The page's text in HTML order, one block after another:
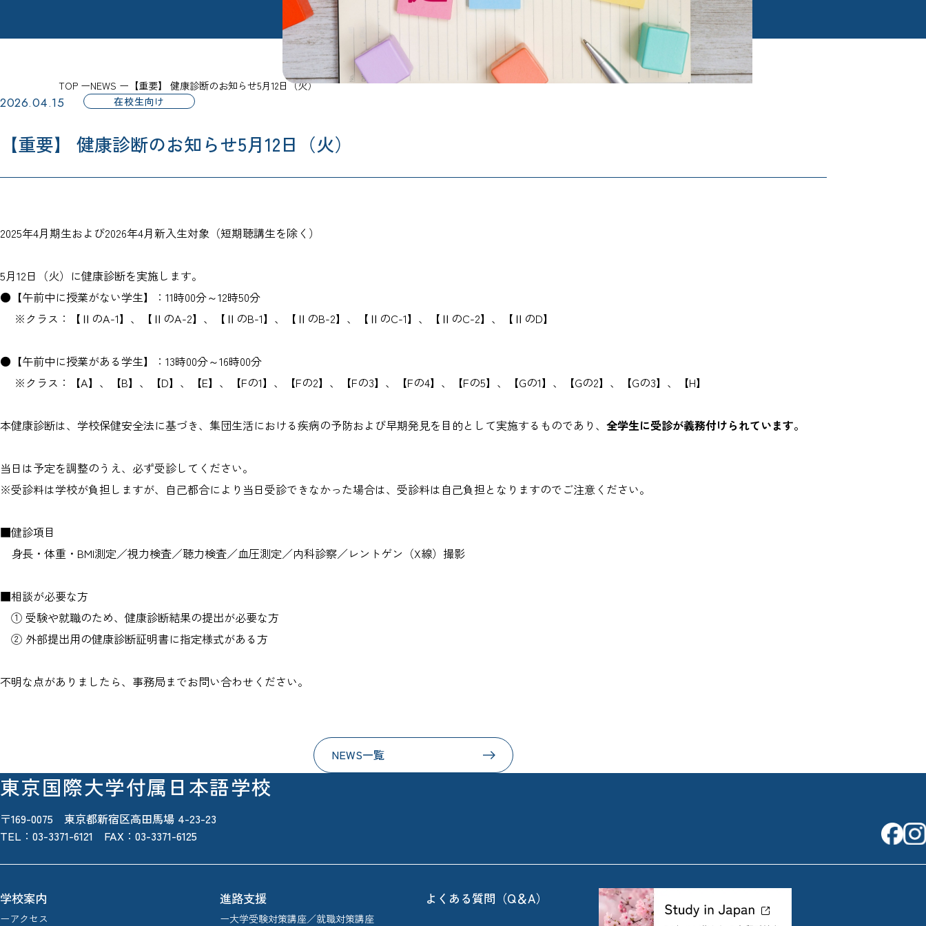
TOP NEWS 【重要】 健康診断のお知らせ5月12日（火）
2026.04.15 在校生向け
【重要】 健康診断のお知らせ5月12日（火）
2025年4月期生および2026年4月新入生対象（短期聴講生を除く）
5月12日（火）に健康診断を実施します。
●【午前中に授業がない学生】：11時00分～12時50分
※クラス：【ⅡのA-1】、【ⅡのA-2】、【ⅡのB-1】、【ⅡのB-2】、【ⅡのC-1】、【ⅡのC-2】、【ⅡのD】
●【午前中に授業がある学生】：13時00分～16時00分
※クラス：【A】、【B】、【D】、【E】、【Fの1】、【Fの2】、【Fの3】、【Fの4】、【Fの5】、【Gの1】、【Gの2】、【Gの3】、【H】
本健康診断は、学校保健安全法に基づき、集団生活における疾病の予防および早期発見を目的として実施するものであり、 全学生に受診が義務付けられています。
当日は予定を調整のうえ、必ず受診してください。
※受診料は学校が負担しますが、自己都合により当日受診できなかった場合は、受診料は自己負担となりますのでご注意ください。
■健診項目
身長・体重・BMI測定／視力検査／聴力検査／血圧測定／内科診察／レントゲン（X線）撮影
■相談が必要な方
① 受験や就職のため、健康診断結果の提出が必要な方
② 外部提出用の健康診断証明書に指定様式がある方
不明な点がありましたら、事務局までお問い合わせください。
NEWS一覧
東京国際大学付属日本語学校
〒169-0075 東京都新宿区高田馬場 4-23-23
TEL： 03-3371-6121 FAX：03-3371-6125
学校案内
ーアクセス
進路支援
ー大学受験対策講座／就職対策講座
よくある質問（Q＆A）